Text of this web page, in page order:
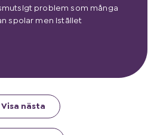
problem som många
spolar men istället
Visa nästa